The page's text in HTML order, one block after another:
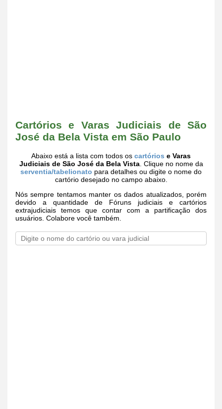
Cartórios e Varas Judiciais de São
José da Bela Vista em São Paulo
Abaixo está a lista com todos os cartórios e Varas
Judiciais de São José da Bela Vista. Clique no nome da
serventia/tabelionato para detalhes ou digite o nome do
cartório desejado no campo abaixo.
Nós sempre tentamos manter os dados atualizados, porém
devido a quantidade de Fóruns judiciais e cartórios
extrajudiciais temos que contar com a partificação dos
usuários. Colabore você também.